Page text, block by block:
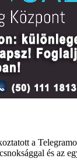
a
és az